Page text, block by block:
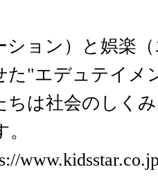
ション）と娯楽
た"エデュテイメ
ちは社会のしく